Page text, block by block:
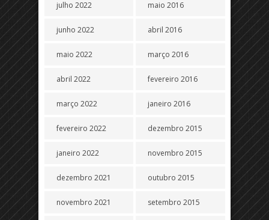
julho 2022
junho 2022
maio 2022
abril 2022
março 2022
fevereiro 2022
janeiro 2022
dezembro 2021
novembro 2021
maio 2016
abril 2016
março 2016
fevereiro 2016
janeiro 2016
dezembro 2015
novembro 2015
outubro 2015
setembro 2015